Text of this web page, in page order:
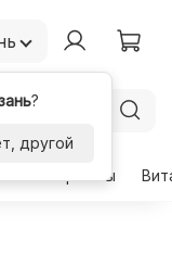
?
другой
Гормоны